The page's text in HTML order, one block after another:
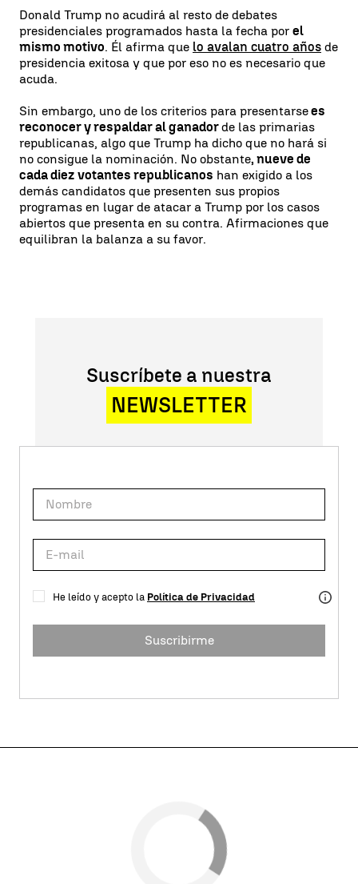
Donald Trump no acudirá al resto de debates
presidenciales programados hasta la fecha por el
mismo motivo. Él afirma que lo avalan cuatro años de
presidencia exitosa y que por eso no es necesario que
acuda.
Sin embargo, uno de los criterios para presentarsees
reconocer y respaldar al ganadorde las primarias
republicanas, algo que Trump ha dicho que no hará si
no consigue la nominación. No obstante, nueve de
cada diez votantes republicanos han exigido a los
demás candidatos que presenten sus propios
programas en lugar de atacar a Trump por los casos
abiertos que presenta en su contra. Afirmaciones que
equilibran la balanza a su favor.
Suscríbete a nuestra
NEWSLETTER
He leído y acepto la Política de Privacidad
Suscribirme